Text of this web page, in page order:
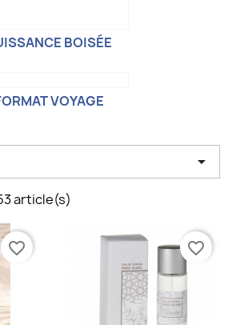
BOISÉE
VOYAGE

article(s)
favorite_border favorite_border